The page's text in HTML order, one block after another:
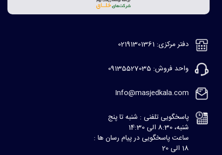
دفتر مرکزی: 02191301361
واحد فروش: 09135527035
Info@masjedkala.com
پاسخگویی تلفنی : شنبه تا پنج
شنبه، 8:30 الی 14:30
ساعت پاسخگویی در پیام رسان ها :
18 الی 20